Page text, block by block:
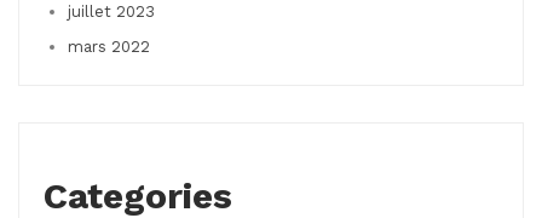
juillet 2023
mars 2022
Categories